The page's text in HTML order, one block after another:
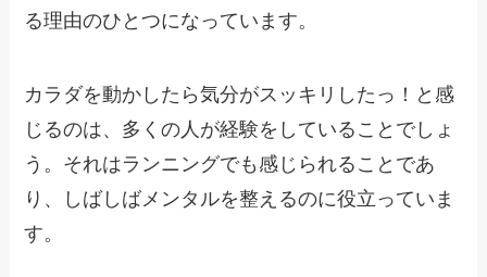
る理由のひとつになっています。
カラダを動かしたら気分がスッキリしたっ！と感
じるのは、多くの人が経験をしていることでしょ
う。それはランニングでも感じられることであ
り、しばしばメンタルを整えるのに役立っていま
す。